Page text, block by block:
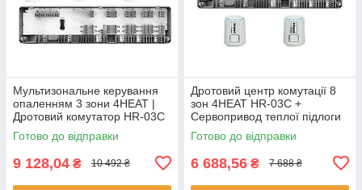
Мультизональне керування
опаленням 3 зони 4HEAT |
Дротовий комутатор HR-03C
+ Терморегулятор HT-25 (3
шт)
Готово до відправки
9 128,04 ₴ 10 492 ₴
Дротовий центр комутації 8
зон 4HEAT HR-03C +
Сервопривод теплої підлоги
4HT.ATR (5 шт.)
Готово до відправки
6 688,56 ₴ 7 688 ₴